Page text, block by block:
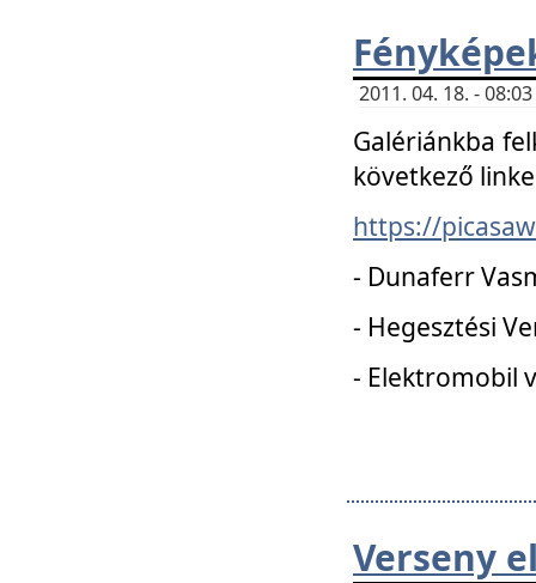
2011. 04. 18. -
Galériánkba
következő
https://
- Dunaferr
- Hegesztési
- Elektromobil
Verseny